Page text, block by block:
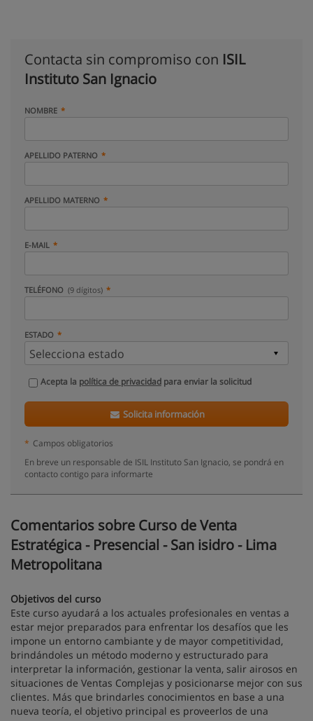
Contacta sin compromiso con ISIL
Instituto San Ignacio
NOMBRE
APELLIDO PATERNO
APELLIDO MATERNO
E-MAIL
TELÉFONO (9 dígitos)
ESTADO
Acepta la política de privacidad para enviar la solicitud
Solicita información
* Campos obligatorios
En breve un responsable de ISIL Instituto San Ignacio, se pondrá en
contacto contigo para informarte
Comentarios sobre Curso de Venta
Estratégica - Presencial - San isidro - Lima
Metropolitana
Objetivos del curso
Este curso ayudará a los actuales profesionales en ventas a
estar mejor preparados para enfrentar los desafíos que les
impone un entorno cambiante y de mayor competitividad,
brindándoles un método moderno y estructurado para
interpretar la información, gestionar la venta, salir airosos en
situaciones de Ventas Complejas y posicionarse mejor con sus
clientes. Más que brindarles conocimientos en base a una
nueva teoría, el objetivo principal es proveerlos de una